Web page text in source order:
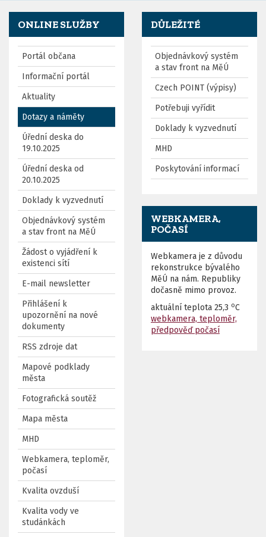
ONLINE SLUŽBY
Portál občana
Informační portál
Aktuality
Dotazy a náměty
Úřední deska do
19.10.2025
Úřední deska od
20.10.2025
Doklady k vyzvednutí
Objednávkový systém
a stav front na MěÚ
Žádost o vyjádření k
existenci sítí
E-mail newsletter
Přihlášení k
upozornění na nové
dokumenty
RSS zdroje dat
Mapové podklady
města
Fotografická soutěž
Mapa města
MHD
Webkamera, teploměr,
počasí
Kvalita ovzduší
Kvalita vody ve
studánkách
DŮLEŽITÉ
Objednávkový systém
a stav front na MěÚ
Czech POINT (výpisy)
Potřebuji vyřídit
Doklady k vyzvednutí
MHD
Poskytování informací
WEBKAMERA,
POČASÍ
Webkamera je z důvodu
rekonstrukce bývalého
MěÚ na nám. Republiky
dočasně mimo provoz.
aktuální teplota 25,3 oC
webkamera, teploměr,
předpověď počasí